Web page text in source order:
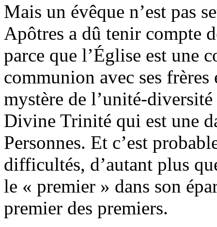
Mais un évêque n’est pas
Apôtres a dû tenir compte
parce que l’Église est une
communion avec ses
mystère de l’unité-
Divine Trinité qui est une
Personnes. Et c’est
difficultés, d’autant plus
le « premier » dans son
premier des premiers.